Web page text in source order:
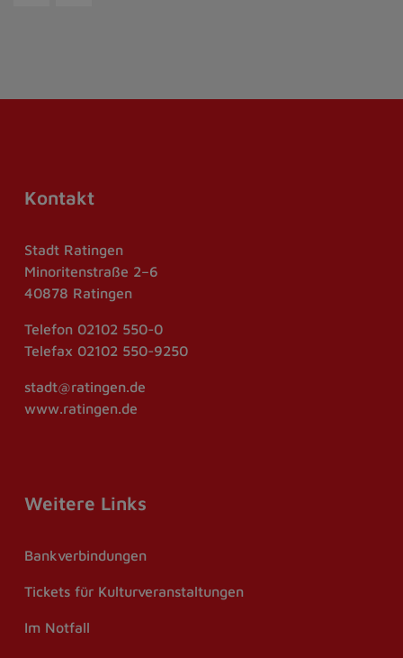
Kontakt
Stadt Ratingen
Minoritenstraße 2–6
40878 Ratingen
Telefon 02102 550-0
Telefax 02102 550-9250
stadt@ratingen.de
www.ratingen.de
Weitere Links
Bankverbindungen
Tickets für Kulturveranstaltungen
Im Notfall